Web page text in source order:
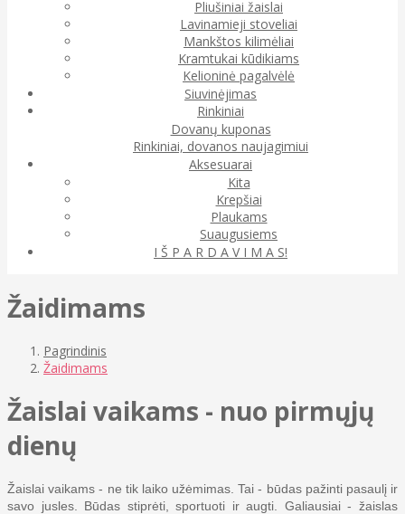
Pliušiniai žaislai
Lavinamieji stoveliai
Mankštos kilimėliai
Kramtukai kūdikiams
Kelioninė pagalvėlė
Siuvinėjimas
Rinkiniai
Dovanų kuponas
Rinkiniai, dovanos naujagimiui
Aksesuarai
Kita
Krepšiai
Plaukams
Suaugusiems
I Š P A R D A V I M A S!
Žaidimams
Pagrindinis
Žaidimams
Žaislai vaikams - nuo pirmųjų
dienų
Žaislai vaikams - ne tik laiko užėmimas. Tai - būdas pažinti pasaulį ir
savo jusles. Būdas stiprėti, sportuoti ir augti. Galiausiai - žaislas